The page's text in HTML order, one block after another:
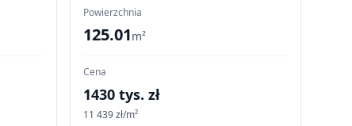
Powierzchnia
125.01m²
Cena
1430 tys. zł
11 439zł/m²